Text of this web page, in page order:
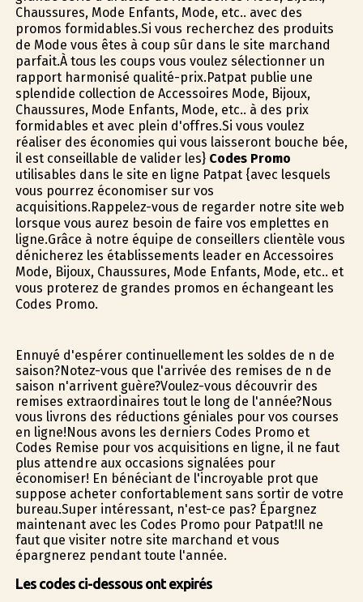
Chaussures, Mode Enfants, Mode, etc.. avec des
promos formidables.Si vous recherchez des produits
de Mode vous êtes à coup sûr dans le site marchand
parfait.À tous les coups vous voulez sélectionner un
rapport harmonisé qualité-prix.Patpat publie une
splendide collection de Accessoires Mode, Bijoux,
Chaussures, Mode Enfants, Mode, etc.. à des prix
formidables et avec plein d'offres.Si vous voulez
réaliser des économies qui vous laisseront bouche bée,
il est conseillable de valider les} Codes Promo
utilisables dans le site en ligne Patpat {avec lesquels
vous pourrez économiser sur vos
acquisitions.Rappelez-vous de regarder notre site web
lorsque vous aurez besoin de faire vos emplettes en
ligne.Grâce à notre équipe de conseillers clientèle vous
dénicherez les établissements leader en Accessoires
Mode, Bijoux, Chaussures, Mode Enfants, Mode, etc.. et
vous profiterez de grandes promos en échangeant les
Codes Promo.
Ennuyé d'espérer continuellement les soldes de fin de
saison?Notez-vous que l'arrivée des remises de fin de
saison n'arrivent guère?Voulez-vous découvrir des
remises extraordinaires tout le long de l'année?Nous
vous livrons des réductions géniales pour vos courses
en ligne!Nous avons les derniers Codes Promo et
Codes Remise pour vos acquisitions en ligne, il ne faut
plus attendre aux occasions signalées pour
économiser! En bénéficiant de l'incroyable profit que
suppose acheter confortablement sans sortir de votre
bureau.Super intéressant, n'est-ce pas? Épargnez
maintenant avec les Codes Promo pour Patpat!Il ne
faut que visiter notre site marchand et vous
épargnerez pendant toute l'année.
Les codes ci-dessous ont expirés